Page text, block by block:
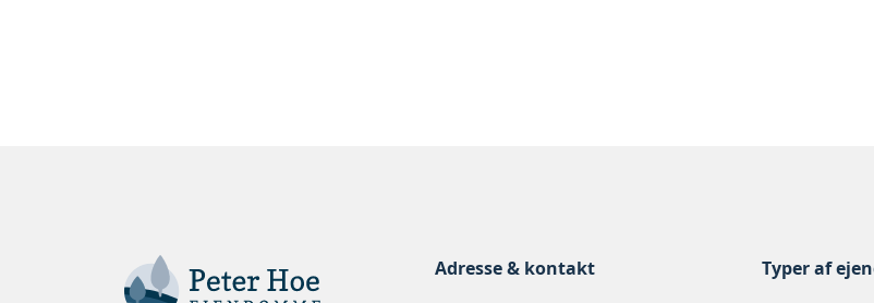
Adresse & kontakt
Typer af